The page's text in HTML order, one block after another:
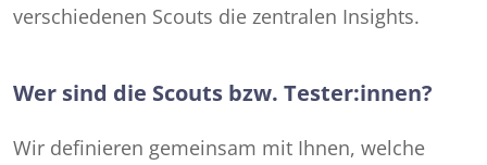
verschiedenen Scouts die zentralen Insights.
Wer sind die Scouts bzw. Tester:innen?
Wir definieren gemeinsam mit Ihnen, welche